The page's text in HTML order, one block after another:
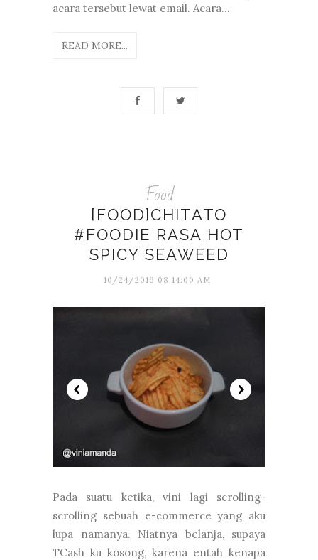
acara tersebut lewat email. Acara...
READ MORE...
Food
[FOOD]CHITATO
#FOODIE RASA HOT
SPICY SEAWEED
10/24/2016 08:14:00 AM
Pada suatu ketika, vini lagi scrolling-
scrolling sebuah e-commerce yang aku
lupa namanya. Niatnya belanja, supaya
TCash ku kosong, karena entah kenapa